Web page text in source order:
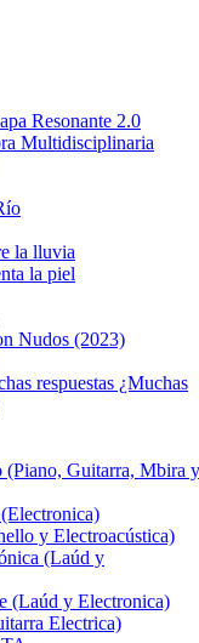
Resonante 2.0
Multidisciplinaria
la lluvia
la piel
Nudos (2023)
respuestas ¿Muchas
Guitarra, Mbira y
y Electroacústica)
(Laúd y
(Laúd y Electronica)
Electrica)